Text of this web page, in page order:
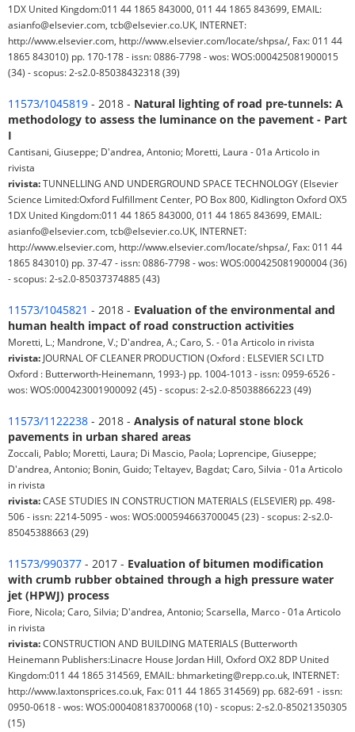
1DX United Kingdom:011 44 1865 843000, 011 44 1865 843699, EMAIL:
asianfo@elsevier.com, tcb@elsevier.co.UK, INTERNET:
http://www.elsevier.com, http://www.elsevier.com/locate/shpsa/, Fax: 011 44
1865 843010) pp. 170-178 - issn: 0886-7798 - wos: WOS:000425081900015
(34) - scopus: 2-s2.0-85038432318 (39)
11573/1045819 - 2018 - Natural lighting of road pre-tunnels: A
methodology to assess the luminance on the pavement - Part
I
Cantisani, Giuseppe; D'andrea, Antonio; Moretti, Laura - 01a Articolo in
rivista
rivista:TUNNELLING AND UNDERGROUND SPACE TECHNOLOGY (Elsevier
Science Limited:Oxford Fulfillment Center, PO Box 800, Kidlington Oxford OX5
1DX United Kingdom:011 44 1865 843000, 011 44 1865 843699, EMAIL:
asianfo@elsevier.com, tcb@elsevier.co.UK, INTERNET:
http://www.elsevier.com, http://www.elsevier.com/locate/shpsa/, Fax: 011 44
1865 843010) pp. 37-47 - issn: 0886-7798 - wos: WOS:000425081900004 (36)
- scopus: 2-s2.0-85037374885 (43)
11573/1045821 - 2018 - Evaluation of the environmental and
human health impact of road construction activities
Moretti, L.; Mandrone, V.; D'andrea, A.; Caro, S. - 01a Articolo in rivista
rivista: JOURNAL OF CLEANER PRODUCTION (Oxford : ELSEVIER SCI LTD
Oxford : Butterworth-Heinemann, 1993-) pp. 1004-1013 - issn: 0959-6526 -
wos: WOS:000423001900092 (45) - scopus: 2-s2.0-85038866223 (49)
11573/1122238 - 2018 - Analysis of natural stone block
pavements in urban shared areas
Zoccali, Pablo; Moretti, Laura; Di Mascio, Paola; Loprencipe, Giuseppe;
D'andrea, Antonio; Bonin, Guido; Teltayev, Bagdat; Caro, Silvia - 01a Articolo
in rivista
rivista:CASE STUDIES IN CONSTRUCTION MATERIALS (ELSEVIER) pp. 498-
506 - issn: 2214-5095 - wos: WOS:000594663700045 (23) - scopus: 2-s2.0-
85045388663 (29)
11573/990377 - 2017 - Evaluation of bitumen modification
with crumb rubber obtained through a high pressure water
jet (HPWJ) process
Fiore, Nicola; Caro, Silvia; D'andrea, Antonio; Scarsella, Marco - 01a Articolo
in rivista
rivista:CONSTRUCTION AND BUILDING MATERIALS (Butterworth
Heinemann Publishers:Linacre House Jordan Hill, Oxford OX2 8DP United
Kingdom:011 44 1865 314569, EMAIL: bhmarketing@repp.co.uk, INTERNET:
http://www.laxtonsprices.co.uk, Fax: 011 44 1865 314569) pp. 682-691 - issn:
0950-0618 - wos: WOS:000408183700068 (10) - scopus: 2-s2.0-85021350305
(15)